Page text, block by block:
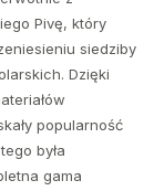
Pivę, który
siedziby
Dzięki
popularność
była
gama